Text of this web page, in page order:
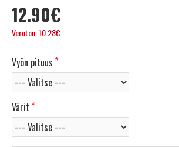
12.90€
Veroton: 10.28€
Vyön pituus
Värit